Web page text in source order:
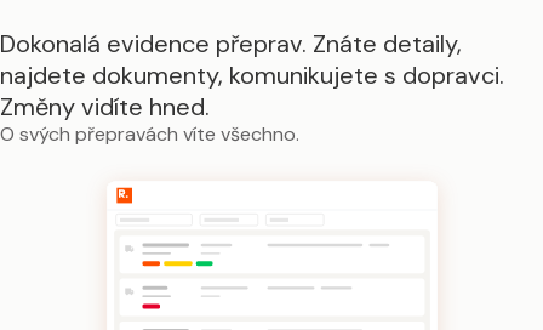
Dokonalá evidence přeprav. Znáte detaily,
najdete dokumenty, komunikujete s dopravci.
Změny vidíte hned.
O svých přepravách víte všechno.